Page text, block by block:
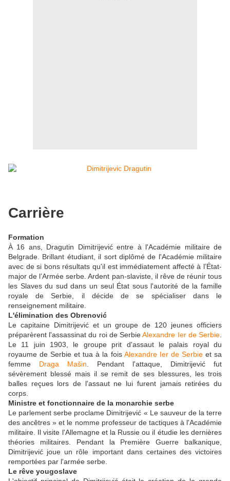
Carrière
Formation
À 16 ans, Dragutin Dimitrijević entre à l'Académie militaire de
Belgrade. Brillant étudiant, il sort diplômé de l'Académie militaire
avec de si bons résultats qu'il est immédiatement affecté à l’État-
major de l’Armée serbe. Ardent pan-slaviste, il rêve de réunir tous
les Slaves du sud dans un seul État sous l'autorité de la famille
royale de Serbie, il décide de se spécialiser dans le
renseignement militaire.
L'élimination des Obrenović
Le capitaine Dimitrijević et un groupe de 120 jeunes officiers
préparèrent l'assassinat du roi de SerbieAlexandre Ier de Serbie
Le 11 juin 1903, le groupe prit d'assaut le palais royal du
royaume de Serbie et tua à la fois Alexandre Ier de Serbieet sa
femme Draga Mašin . Pendant l'attaque, Dimitrijević fut
sévèrement blessé mais il se remit de ses blessures, les trois
balles reçues lors de l'assaut ne lui furent jamais retirées du
corps.
Ministre et fonctionnaire de la monarchie serbe
Le parlement serbe proclame Dimitrijević « Le sauveur de la terre
des ancêtres » et le nomme professeur de tactiques à l'Académie
militaire. Il visite l'Allemagne et la Russie ou il étudie les dernières
théories militaires. Pendant la Première Guerre balkanique,
Dimitrijević joue un rôle important dans certaines des victoires
remportées par l'armée serbe.
Le rêve yougoslave